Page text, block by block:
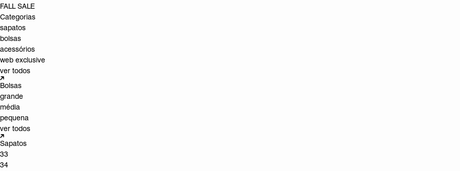
FALL SALE
Categorias
sapatos
bolsas
acessórios
web exclusive
ver todos
Bolsas
grande
média
pequena
ver todos
Sapatos
33
34